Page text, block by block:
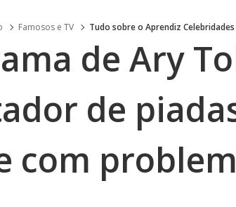
Famosos e TV Tudo sobre o Aprendiz Celebridades
de Ary
de
com